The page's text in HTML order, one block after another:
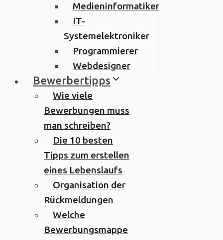
Medieninformatiker
IT-
Systemelektroniker
Programmierer
Webdesigner
Bewerbertipps
Wie viele
Bewerbungen muss
man schreiben?
Die 10 besten
Tipps zum erstellen
eines Lebenslaufs
Organisation der
Rückmeldungen
Welche
Bewerbungsmappe